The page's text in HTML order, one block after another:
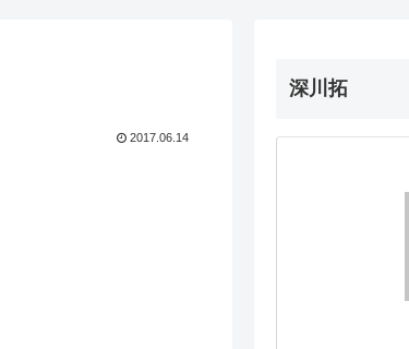
2017.06.14
深川拓